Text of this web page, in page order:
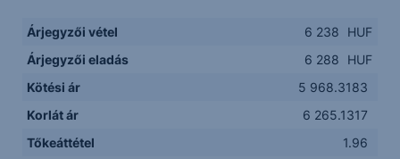
Árjegyzői vétel 6 238
HUF
Árjegyzői eladás
6 288
HUF
Kötési ár
5 968.3183
Korlát ár
6 265.1317
Tőkeáttétel
1.96